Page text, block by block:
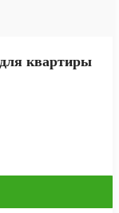
квартиры